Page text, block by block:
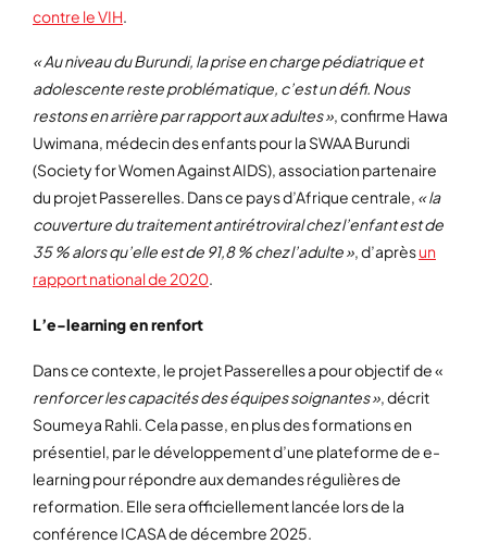
contre le VIH
« Au niveau du Burundi, la prise en charge pédiatrique et
adolescente reste problématique, c’est un défi. Nous
restons en arrière par rapport aux adultes », confirme Hawa
Uwimana, médecin des enfants pour la SWAA Burundi
(Society for Women Against AIDS), association partenaire
du projet Passerelles. Dans ce pays d’Afrique centrale, « la
couverture du traitement antirétroviral chez l’enfant est de
35 % alors qu’elle est de 91,8 % chez l’adulte », d’aprèsun
rapport national de 2020.
L’e-learning en renfort
Dans ce contexte, le projet Passerelles a pour objectif de «
renforcer les capacités des équipes soignantes », décrit
Soumeya Rahli. Cela passe, en plus des formations en
présentiel, par le développement d’une plateforme de e-
learning pour répondre aux demandes régulières de
reformation. Elle sera officiellement lancée lors de la
conférence ICASA de décembre 2025.